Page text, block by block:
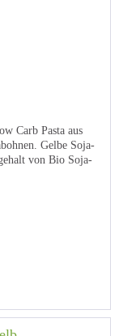
Carb Pasta aus
Gelbe Soja-
von Bio Soja-